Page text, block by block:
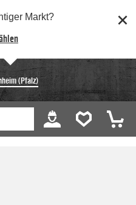
Markt?
(Pfalz)